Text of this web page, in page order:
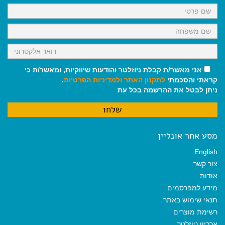
k
p
m
אני מאשר/ת קבלת ניוזלטר והודעות שיווקיות, ומאשר/ת כי
קראתי והסכמתי לתקנון האתר ולמדיניות הפרטיות.
ניתן לבטל את ההרשמה בכל עת
מסע אחר אונליין
English
צור קשר
אודות
מידע למפרסמים
תנאי שימוש באתר
רשימת מוצרים